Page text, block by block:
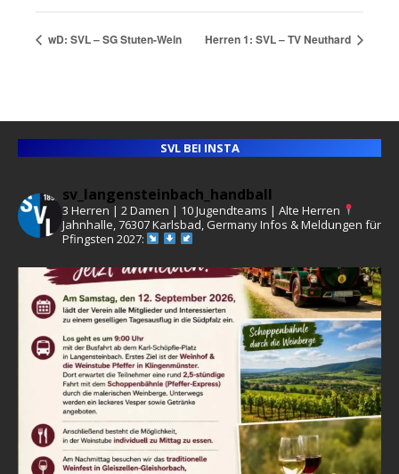
wD: SVL – SG Stuten-Wein Herren 1: SVL – TV Neuthard
SVL BEI INSTA
sv_langensteinbach_handball
3 Herren | 2 Damen | 10 Jugendteams | Alte Herren
Jahnhalle, 76307 Karlsbad, GermanyInfos & Meldungen für
Pfingsten 2027: